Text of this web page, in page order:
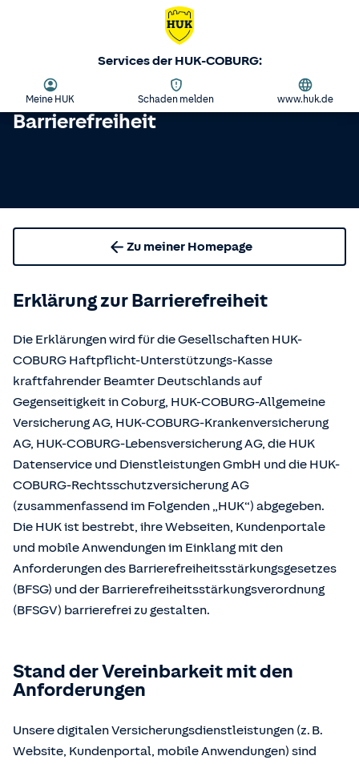
Services der HUK-COBURG:
Meine HUK Schaden melden www.huk.de
Barrierefreiheit
Zu meiner Homepage
Erklärung zur Barrierefreiheit
Die Erklärungen wird für die Gesellschaften HUK-
COBURG Haftpflicht-Unterstützungs-Kasse
kraftfahrender Beamter Deutschlands auf
Gegenseitigkeit in Coburg, HUK-COBURG-Allgemeine
Versicherung AG, HUK-COBURG-Krankenversicherung
AG, HUK-COBURG-Lebensversicherung AG, die HUK
Datenservice und Dienstleistungen GmbH und die HUK-
COBURG-Rechtsschutzversicherung AG
(zusammenfassend im Folgenden „HUK“) abgegeben.
Die HUK ist bestrebt, ihre Webseiten, Kundenportale
und mobile Anwendungen im Einklang mit den
Anforderungen des Barrierefreiheitsstärkungsgesetzes
(BFSG) und der Barrierefreiheitsstärkungsverordnung
(BFSGV) barrierefrei zu gestalten.
Stand der Vereinbarkeit mit den
Anforderungen
Unsere digitalen Versicherungsdienstleistungen (z. B.
Website, Kundenportal, mobile Anwendungen) sind